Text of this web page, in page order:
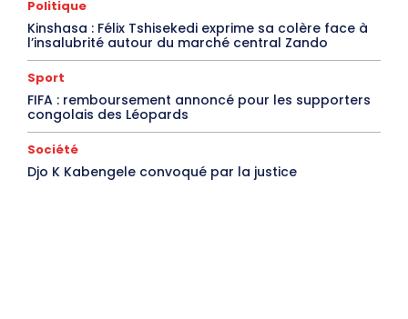
Politique
Kinshasa : Félix Tshisekedi exprime sa colère face à
l’insalubrité autour du marché central Zando
Sport
FIFA : remboursement annoncé pour les supporters
congolais des Léopards
Société
Djo K Kabengele convoqué par la justice